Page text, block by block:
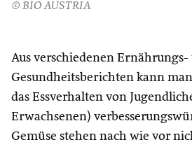
© BIO AUSTRIA
Aus verschiedenen Ernährungs-
Gesundheitsberichten kann
das Essverhalten von
Erwachsenen)
Gemüse stehen nach wie vor